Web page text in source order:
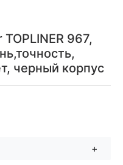
967,
черный корпус
+